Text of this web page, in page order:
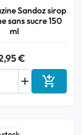
Sandoz sirop
sans sucre 150
ml
€
 